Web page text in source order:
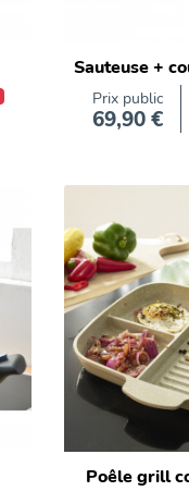
Sauteuse +
Prix public
Prix
69,90 €
Poêle grill